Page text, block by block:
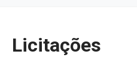
Licitações